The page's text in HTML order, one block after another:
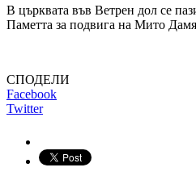
В църквата във Ветрен дол се
Паметта за подвига на Мито
СПОДЕЛИ
Facebook
Twitter